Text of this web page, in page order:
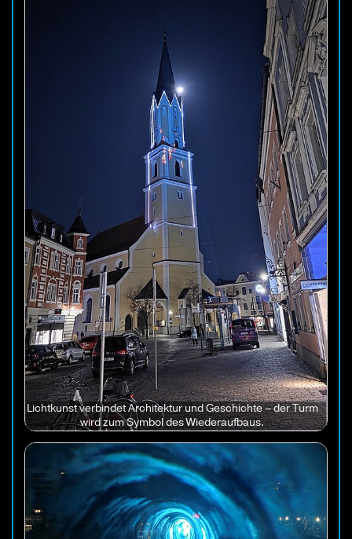
Lichtkunst verbindet Architektur und Geschichte – der Turm
wird zum Symbol des Wiederaufbaus.